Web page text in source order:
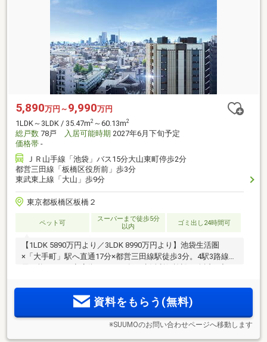
5,890万円～ 9,990万円
1LDK～3LDK / 35.47m2 ～60.13m2
総戸数 78戸 入居可能時期 2027年6月下旬予定
価格帯 -
ＪＲ山手線「池袋」バス15分大山東町停歩2分
都営三田線「板橋区役所前」歩3分
東武東上線「大山」歩9分
東京都板橋区板橋２
ペット可
スーパーまで徒歩5分
以内
ゴミ出し24時間可
【1LDK 5890万円より／3LDK 8990万円より】池袋生活圏
×「大手町」駅へ直通17分×都営三田線駅徒歩3分。4駅3路線利
慮した内廊下設計。
資料をもらう(無料)
※SUUMOのお問い合わせページへ移動します